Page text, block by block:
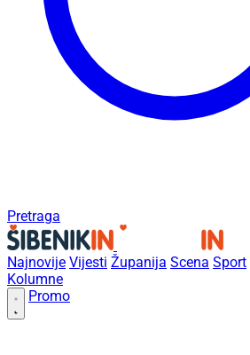
Pretraga
Najnovije Vijesti Županija Scena Sport
Kolumne
Promo